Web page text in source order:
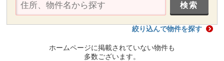
絞り込んで物件を探す
ホームページに掲載されていない物件も
多数ございます。